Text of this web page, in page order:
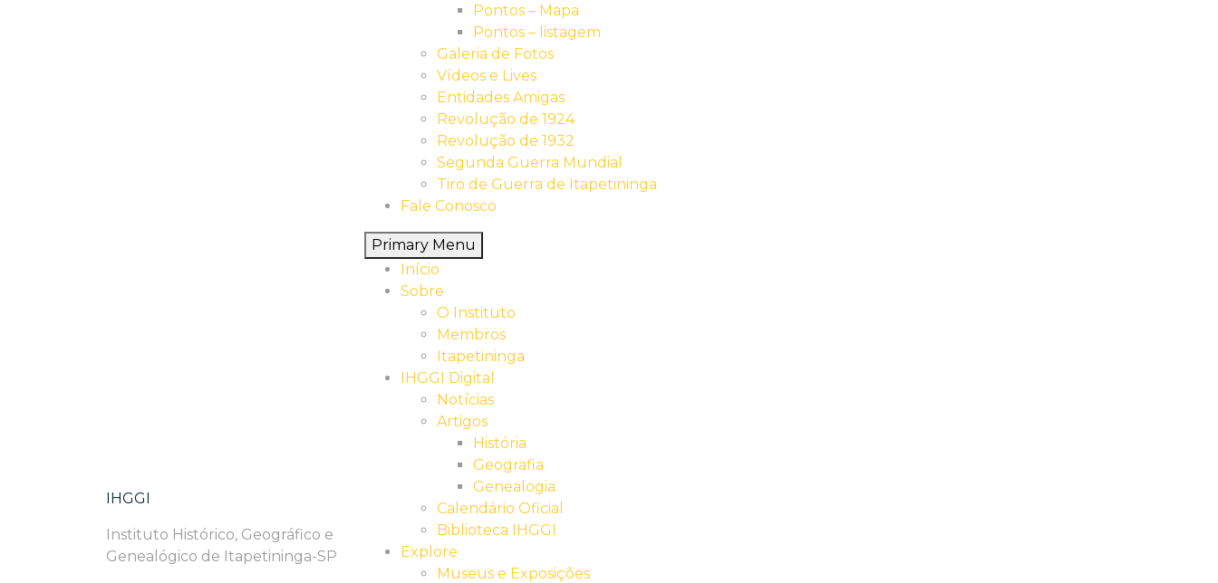
Pontos – Mapa
Pontos – listagem
Galeria de Fotos
Vídeos e Lives
Entidades Amigas
Revolução de 1924
Revolução de 1932
Segunda Guerra Mundial
Tiro de Guerra de Itapetininga
Fale Conosco
IHGGI
Instituto Histórico, Geográfico e
Genealógico de Itapetininga-SP
Primary Menu
Início
Sobre
O Instituto
Membros
Itapetininga
IHGGI Digital
Notícias
Artigos
História
Geografia
Genealogia
Calendário Oficial
Biblioteca IHGGI
Explore
Museus e Exposições